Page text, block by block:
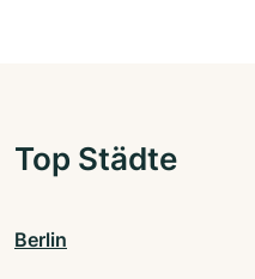
Top Städte
Berlin